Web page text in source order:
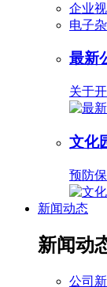
企业
电子
最新
关于
文化
预防
新闻动态
新闻动
公司